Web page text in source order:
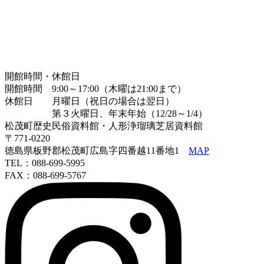
開館時間・休館日
開館時間 9:00～17:00（木曜は21:00まで）
休館日 月曜日（祝日の場合は翌日）
第３火曜日、年末年始（12/28～1/4）
松茂町歴史民俗資料館・人形浄瑠璃芝居資料館
〒771-0220
徳島県板野郡松茂町広島字四番越11番地1 MAP
TEL：088-699-5995
FAX：088-699-5767